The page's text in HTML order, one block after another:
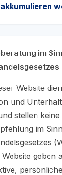
akkumulieren
im
Website
und
stellen
im
geben